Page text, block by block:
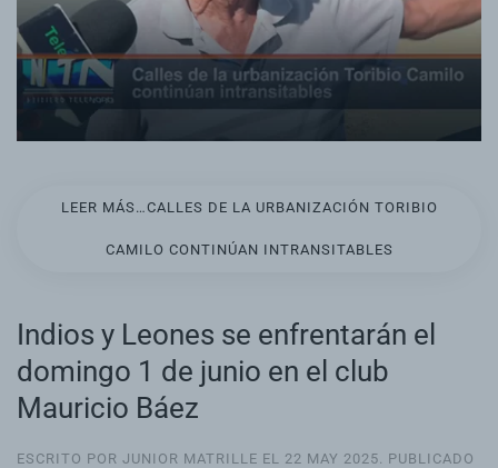
LEER MÁS…CALLES DE LA URBANIZACIÓN TORIBIO
CAMILO CONTINÚAN INTRANSITABLES
Indios y Leones se enfrentarán el
domingo 1 de junio en el club
Mauricio Báez
ESCRITO POR JUNIOR MATRILLE EL 22 MAY 2025 . PUBLICADO